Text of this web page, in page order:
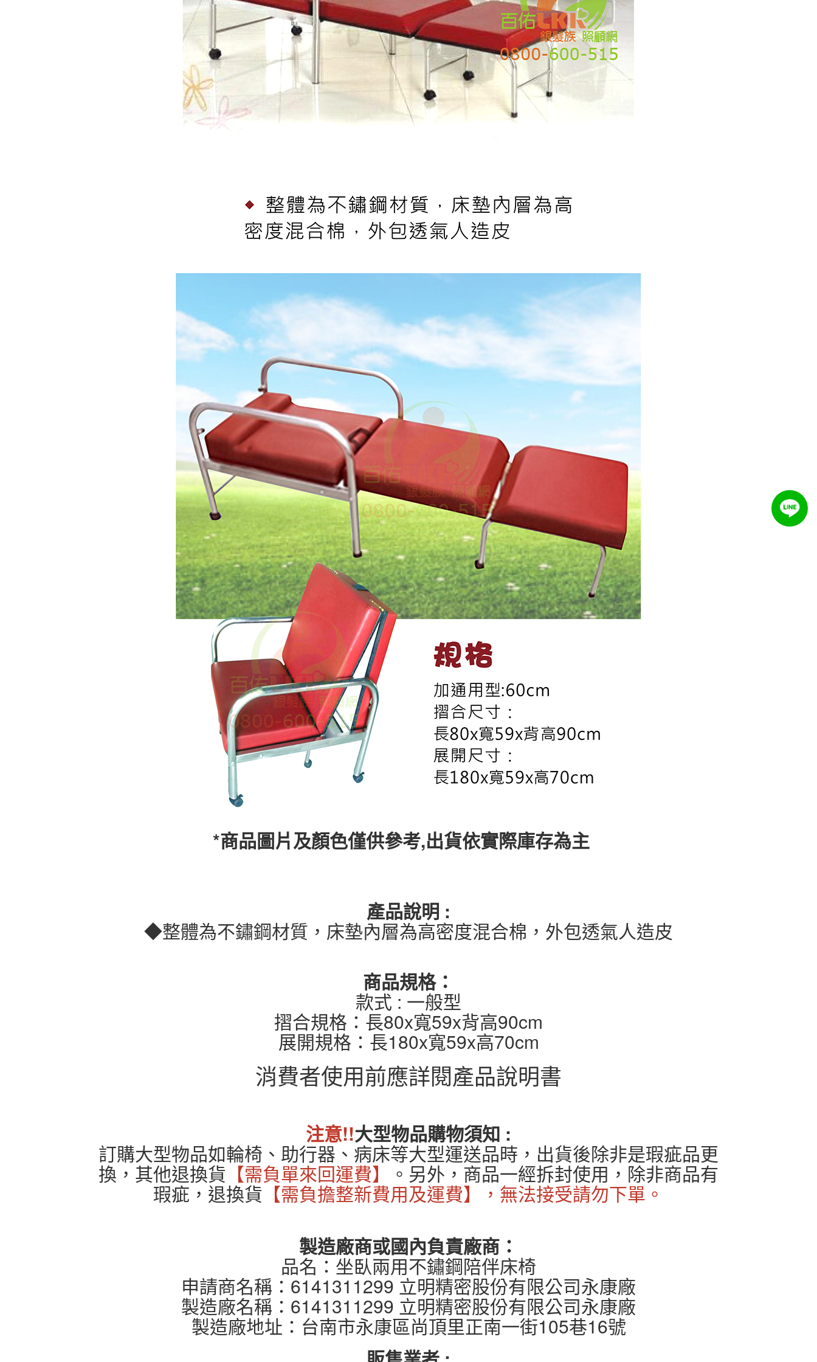
*商品圖片及顏色僅供參考,出貨依實際庫存為主
產品說明 :
◆整體為不鏽鋼材質，床墊內層為高密度混合棉，外包透氣人造皮
商品規格：
款式 : 一般型
摺合規格：長80x寬59x背高90cm
展開規格：長180x寬59x高70cm
消費者使用前應詳閱產品說明書
注意!!大型物品購物須知 :
訂購大型物品如輪椅、助行器、病床等大型運送品時，出貨後除非是瑕疵品更
換，其他退換貨 【需負單來回運費】 。另外，商品一經拆封使用，除非商品有
瑕疵，退換貨 【需負擔整新費用及運費】，無法接受請勿下單。
製造廠商或國內負責廠商：
品名：坐臥兩用不鏽鋼陪伴床椅
申請商名稱：6141311299 立明精密股份有限公司永康廠
製造廠名稱：6141311299 立明精密股份有限公司永康廠
製造廠地址：台南市永康區尚頂里正南一街105巷16號